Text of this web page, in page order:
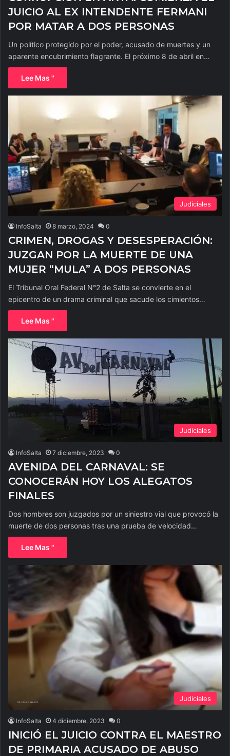
JUICIO AL EX INTENDENTE FERMANI
POR MATAR A DOS PERSONAS
Un político protegido por el poder, acusado de muertes y un
aparente encubrimiento flagrante. El próximo 8 de abril en…
Lee Mas "
Judiciales
InfoSalta 8 marzo, 2024 0
CRIMEN, DROGAS Y DESESPERACIÓN:
JUZGAN POR LA MUERTE DE UNA
MUJER “MULA” A DOS PERSONAS
El Tribunal Oral Federal N°2 de Salta se convierte en el
epicentro de un drama criminal que sacude los cimientos…
Lee Mas "
Judiciales
InfoSalta 7 diciembre, 2023 0
AVENIDA DEL CARNAVAL: SE
CONOCERÁN HOY LOS ALEGATOS
FINALES
Dos hombres son juzgados por un siniestro vial que provocó la
muerte de dos personas tras una prueba de velocidad…
Lee Mas "
Judiciales
InfoSalta 4 diciembre, 2023 0
INICIÓ EL JUICIO CONTRA EL MAESTRO
DE PRIMARIA ACUSADO DE ABUSO